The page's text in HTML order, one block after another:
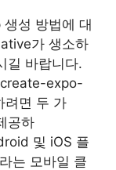
성 방법에 대
가 생소하
길 바랍니다.
expo-
려면 두 가
공하
및 iOS 플
는 모바일 클